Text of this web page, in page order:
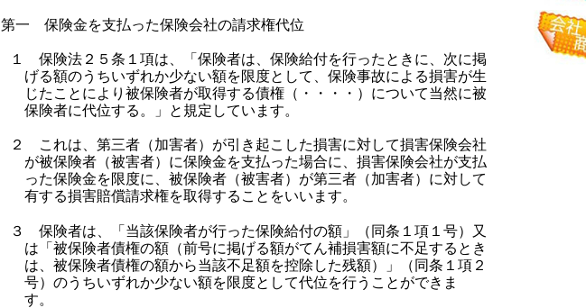
第一 保険金を支払った保険会社の請求権代位
１ 保険法２５条１項は、「保険者は、保険給付を行ったときに、次に掲
げる額のうちいずれか少ない額を限度として、保険事故による損害が生
じたことにより被保険者が取得する債権（・・・・）について当然に被
保険者に代位する。」と規定しています。
２ これは、第三者（加害者）が引き起こした損害に対して損害保険会社
が被保険者（被害者）に保険金を支払った場合に、損害保険会社が支払
った保険金を限度に、被保険者（被害者）が第三者（加害者）に対して
有する損害賠償請求権を取得することをいいます。
３ 保険者は、「当該保険者が行った保険給付の額」（同条１項１号）又
は「被保険者債権の額（前号に掲げる額がてん補損害額に不足するとき
は、被保険者債権の額から当該不足額を控除した残額）」（同条１項２
号）のうちいずれか少ない額を限度として代位を行うことができま
す。